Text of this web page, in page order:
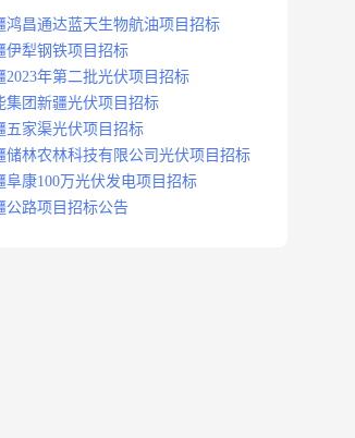
鸿昌通达蓝天生物航油项目招标
伊犁钢铁项目招标
2023年第二批光伏项目招标
集团新疆光伏项目招标
五家渠光伏项目招标
储林农林科技有限公司光伏项目招标
阜康100万光伏发电项目招标
公路项目招标公告